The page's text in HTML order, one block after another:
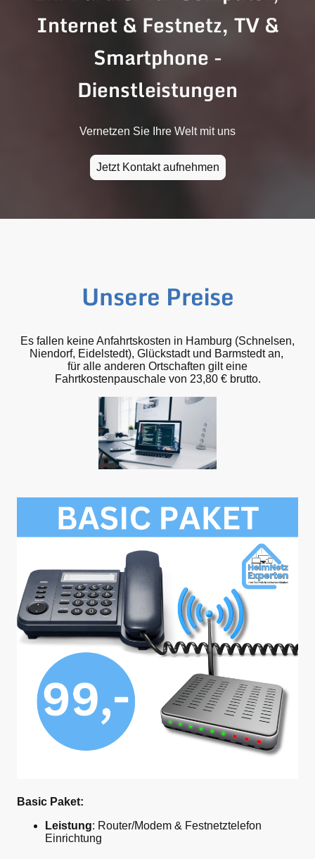
Internet & Festnetz, TV &
Smartphone -
Dienstleistungen
Vernetzen Sie Ihre Welt mit uns
Jetzt Kontakt aufnehmen
Unsere Preise
Es fallen keine Anfahrtskosten in Hamburg (Schnelsen,
Niendorf, Eidelstedt), Glückstadt und Barmstedt an,
für alle anderen Ortschaften gilt eine
Fahrtkostenpauschale von 23,80 € brutto.
Basic Paket:
Leistung: Router/Modem & Festnetztelefon
Einrichtung